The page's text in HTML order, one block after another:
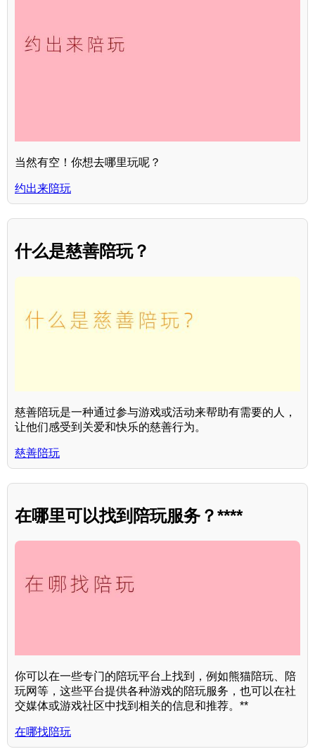
当然有空！你想去哪里玩呢？
约出来陪玩
什么是慈善陪玩？
慈善陪玩是一种通过参与游戏或活动来帮助有需要的人，
让他们感受到关爱和快乐的慈善行为。
慈善陪玩
在哪里可以找到陪玩服务？****
你可以在一些专门的陪玩平台上找到，例如熊猫陪玩、陪
玩网等，这些平台提供各种游戏的陪玩服务，也可以在社
交媒体或游戏社区中找到相关的信息和推荐。**
在哪找陪玩